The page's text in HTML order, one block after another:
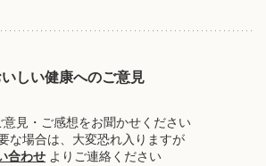
しい健康へのご意見
見・ご感想をお聞かせください
な場合は、大変恐れ入りますが
合わせ よりご連絡ください